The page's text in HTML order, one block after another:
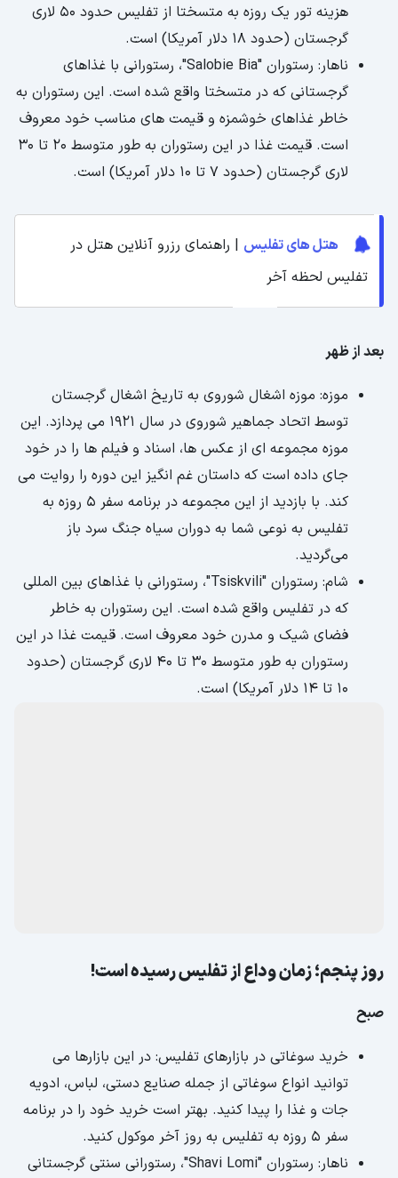
هزینه تور یک روزه به متسختا از تفلیس حدود 50 لاری
گرجستان (حدود 18 دلار آمریکا) است.
ناهار: رستوران "Salobie Bia"، رستورانی با غذاهای
گرجستانی که در متسختا واقع شده است. این رستوران به
خاطر غذاهای خوشمزه و قیمت های مناسب خود معروف
است. قیمت غذا در این رستوران به طور متوسط ​​20 تا 30
لاری گرجستان (حدود 7 تا 10 دلار آمریکا) است.
هتل های تفلیس | راهنمای رزرو آنلاین هتل در
تفلیس لحظه آخر
بعد از ظهر
موزه: موزه اشغال شوروی به تاریخ اشغال گرجستان
توسط اتحاد جماهیر شوروی در سال 1921 می پردازد. این
موزه مجموعه ای از عکس ها، اسناد و فیلم ها را در خود
جای داده است که داستان غم انگیز این دوره را روایت می
کند. با بازدید از این مجموعه در برنامه سفر 5 روزه به
تفلیس به نوعی شما به دوران سیاه جنگ سرد باز
می‌گردید.
شام: رستوران "Tsiskvili"، رستورانی با غذاهای بین المللی
که در تفلیس واقع شده است. این رستوران به خاطر
فضای شیک و مدرن خود معروف است. قیمت غذا در این
رستوران به طور متوسط ​​30 تا 40 لاری گرجستان (حدود
10 تا 14 دلار آمریکا) است.
روز پنجم؛ زمان وداع از تفلیس رسیده است!
صبح
خرید سوغاتی در بازارهای تفلیس: در این بازارها می
توانید انواع سوغاتی از جمله صنایع دستی، لباس، ادویه
جات و غذا را پیدا کنید. بهتر است خرید خود را در برنامه
سفر 5 روزه به تفلیس به روز آخر موکول کنید.
ناهار: رستوران "Shavi Lomi"، رستورانی سنتی گرجستانی